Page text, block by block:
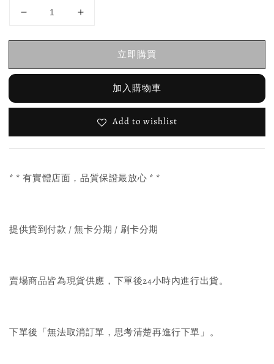
立即購買
加入購物車
Add to wishlist
* * 有實體店面，品質保證最放心 * *
提供貨到付款 / 無卡分期 / 刷卡分期
賣場商品皆為現貨供應，下單後24小時內進行出貨。
下單後「無法取消訂單，思考清楚再進行下單」。